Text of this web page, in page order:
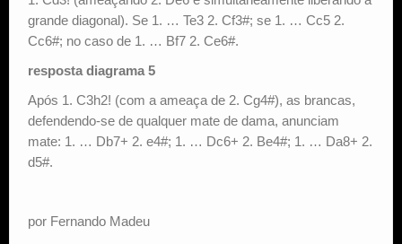
grande diagonal). Se 1. … Te3 2. Cf3#; se 1. … Cc5 2.
Cc6#; no caso de 1. … Bf7 2. Ce6#.
resposta diagrama 5
Após 1. C3h2! (com a ameaça de 2. Cg4#), as brancas,
defendendo-se de qualquer mate de dama, anunciam
mate: 1. … Db7+ 2. e4#; 1. … Dc6+ 2. Be4#; 1. … Da8+ 2.
d5#.
por Fernando Madeu